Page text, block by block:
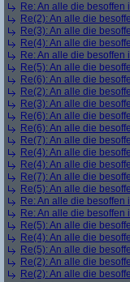
Re: An alle die besoffen
Re(2): An alle die
Re(3): An alle die
Re(4): An alle die
Re: An alle die besoffen
Re(5): An alle die
Re(6): An alle die
Re(2): An alle die
Re(3): An alle die
Re(6): An alle die
Re(6): An alle die
Re(7): An alle die
Re(4): An alle die
Re(4): An alle die
Re(7): An alle die
Re(5): An alle die
Re: An alle die besoffen
Re: An alle die besoffen
Re(5): An alle die
Re(4): An alle die
Re(5): An alle die
Re(2): An alle die
Re(2): An alle die